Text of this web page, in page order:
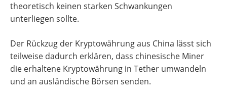
theoretisch keinen starken Schwankungen
unterliegen sollte.
Der Rückzug der Kryptowährung aus China lässt sich
teilweise dadurch erklären, dass chinesische Miner
die erhaltene Kryptowährung in Tether umwandeln
und an ausländische Börsen senden.